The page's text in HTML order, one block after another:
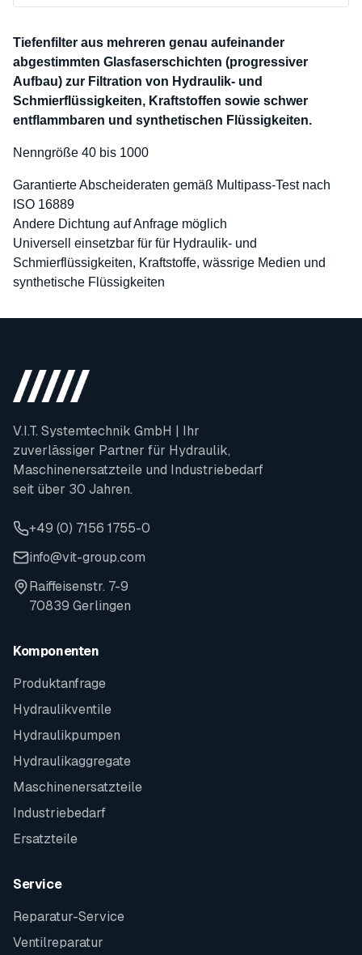
Tiefenfilter aus mehreren genau aufeinander
abgestimmten Glasfaserschichten (progressiver
Aufbau) zur Filtration von Hydraulik- und
Schmierflüssigkeiten, Kraftstoffen sowie schwer
entflammbaren und synthetischen Flüssigkeiten.
Nenngröße 40 bis 1000
Garantierte Abscheideraten gemäß Multipass-Test nach
ISO 16889
Andere Dichtung auf Anfrage möglich
Universell einsetzbar für für Hydraulik- und
Schmierflüssigkeiten, Kraftstoffe, wässrige Medien und
synthetische Flüssigkeiten
V.I.T. Systemtechnik GmbH | Ihr
zuverlässiger Partner für Hydraulik,
Maschinenersatzteile und Industriebedarf
seit über 30 Jahren.
+49 (0) 7156 1755-0
info@vit-group.com
Raiffeisenstr. 7-9
70839 Gerlingen
Komponenten
Produktanfrage
Hydraulikventile
Hydraulikpumpen
Hydraulikaggregate
Maschinenersatzteile
Industriebedarf
Ersatzteile
Service
Reparatur-Service
Ventilreparatur